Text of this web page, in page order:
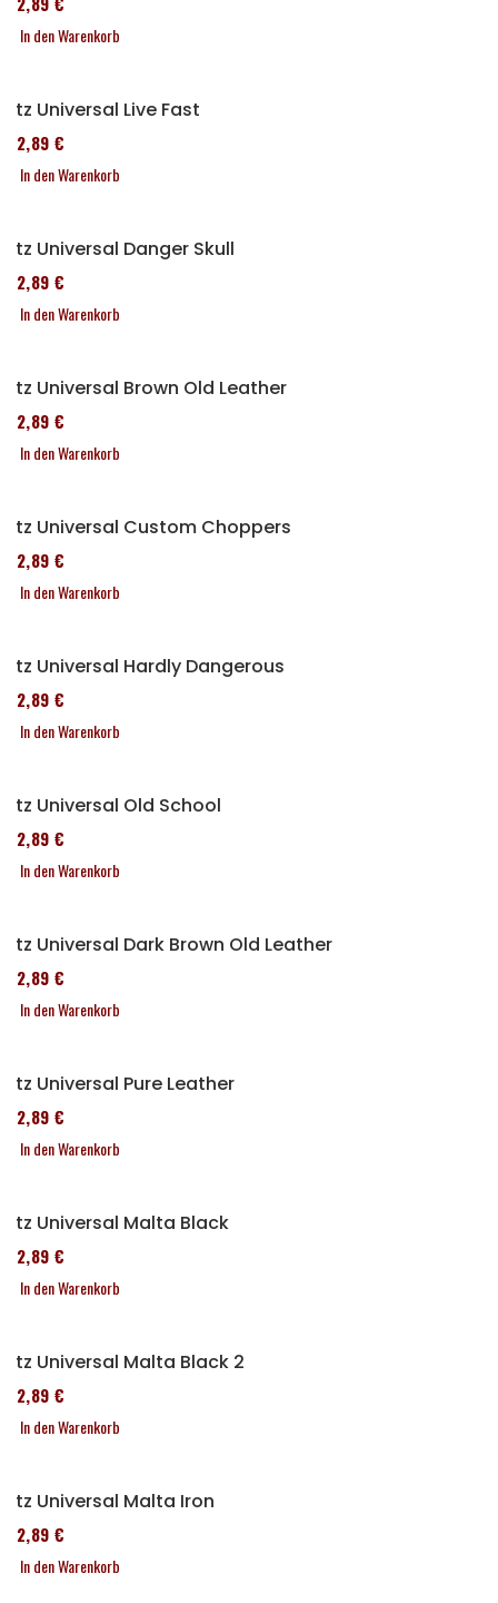
In den Warenkorb
Sitz Universal Live Fast
152,89 €
In den Warenkorb
Sitz Universal Danger Skull
152,89 €
In den Warenkorb
Sitz Universal Brown Old Leather
152,89 €
In den Warenkorb
Sitz Universal Custom Choppers
152,89 €
In den Warenkorb
Sitz Universal Hardly Dangerous
152,89 €
In den Warenkorb
Sitz Universal Old School
152,89 €
In den Warenkorb
Sitz Universal Dark Brown Old Leather
152,89 €
In den Warenkorb
Sitz Universal Pure Leather
152,89 €
In den Warenkorb
Sitz Universal Malta Black
152,89 €
In den Warenkorb
Sitz Universal Malta Black 2
152,89 €
In den Warenkorb
Sitz Universal Malta Iron
152,89 €
In den Warenkorb